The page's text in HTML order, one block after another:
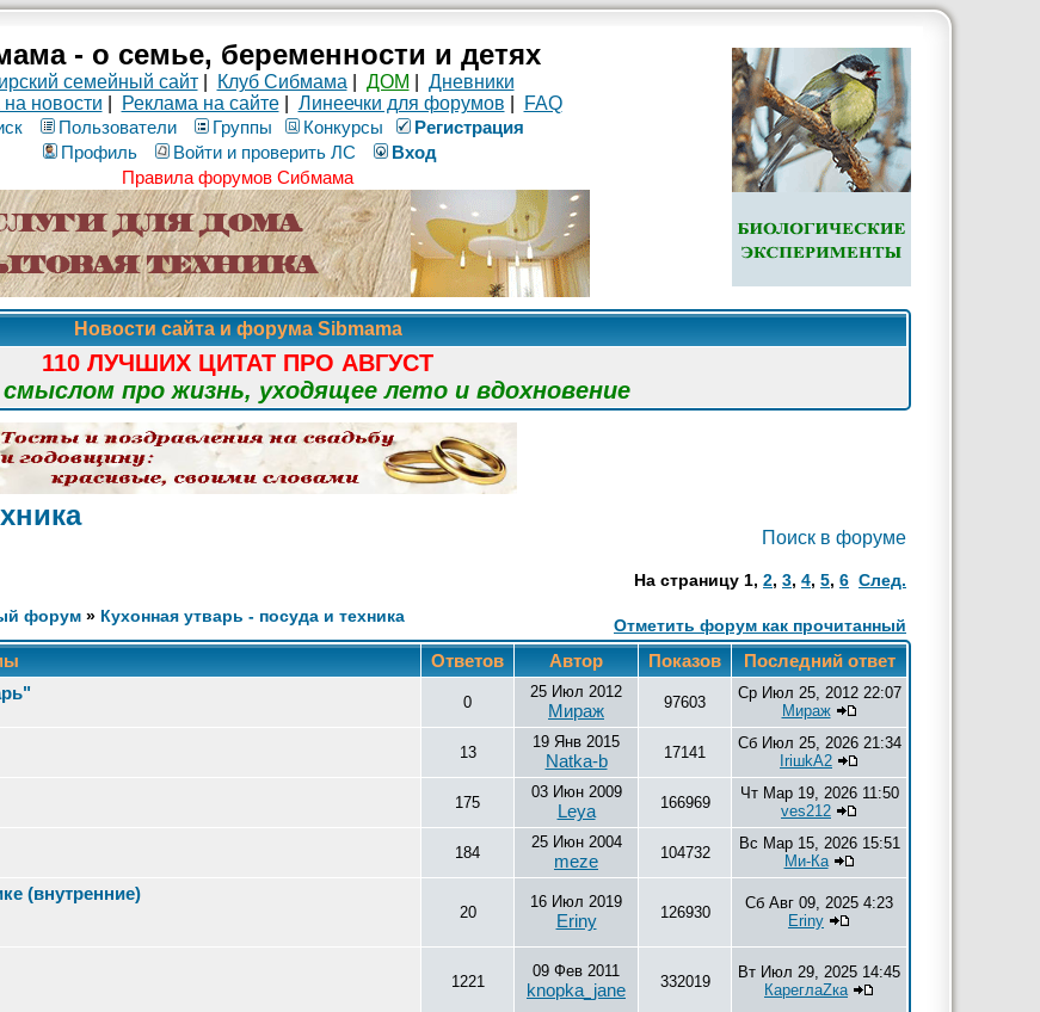
- о семье, беременности и детях
семейный сайт| Клуб Сибмама ДОМ
Дневники
новости
Реклама на сайте| Линеечки для форумов
FAQ
Пользователи Группы Конкурсы
Рeгиcтpaция
Профиль
Войти и проверить ЛС
Вход
Правила форумов Сибмама
Новости сайта и форума Sibmama
110 ЛУЧШИХ ЦИТАТ ПРО АВГУСТ
про жизнь, уходящее лето и вдохновение
Поиск в форуме
На страницу 1, 2, 3, 4, 5, 6 След.
форум » Кухонная утварь - посуда и техника Отметить форум как прочитанный
Ответов Автор Показов
Последний ответ
0
25 Июл 2012
Мираж 97603
Ср Июл 25, 2012 22:07
Мираж
13
19 Янв 2015
Natka-b 17141
Сб Июл 25, 2026 21:34
IriшkA2
175
03 Июн 2009
Leya 166969
Чт Мар 19, 2026 11:50
ves212
184
25 Июн 2004
meze 104732
Вс Мар 15, 2026 15:51
Ми-Ка
(внутренние)
20
16 Июл 2019
Eriny 126930
Сб Авг 09, 2025 4:23
Eriny
1221
09 Фев 2011
knopka_jane 332019
Вт Июл 29, 2025 14:45
КареглаZка